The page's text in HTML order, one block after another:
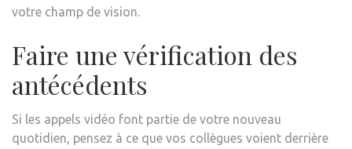
votre champ de vision.
Faire une vérification des
antécédents
Si les appels vidéo font partie de votre nouveau
quotidien, pensez à ce que vos collègues voient derrière